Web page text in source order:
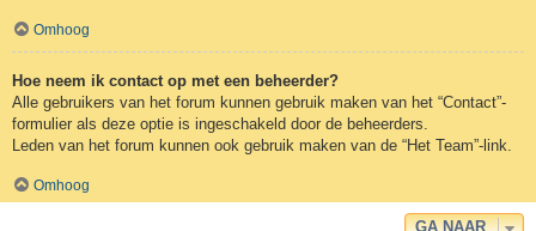
Omhoog
Hoe neem ik contact op met een beheerder?
Alle gebruikers van het forum kunnen gebruik maken van het “Contact”-
formulier als deze optie is ingeschakeld door de beheerders.
Leden van het forum kunnen ook gebruik maken van de “Het Team”-link.
Omhoog
GA NAAR